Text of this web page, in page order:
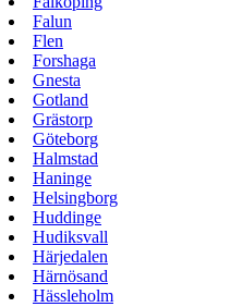
Falun
Flen
Forshaga
Gnesta
Gotland
Grästorp
Göteborg
Halmstad
Haninge
Helsingborg
Huddinge
Hudiksvall
Härjedalen
Härnösand
Hässleholm